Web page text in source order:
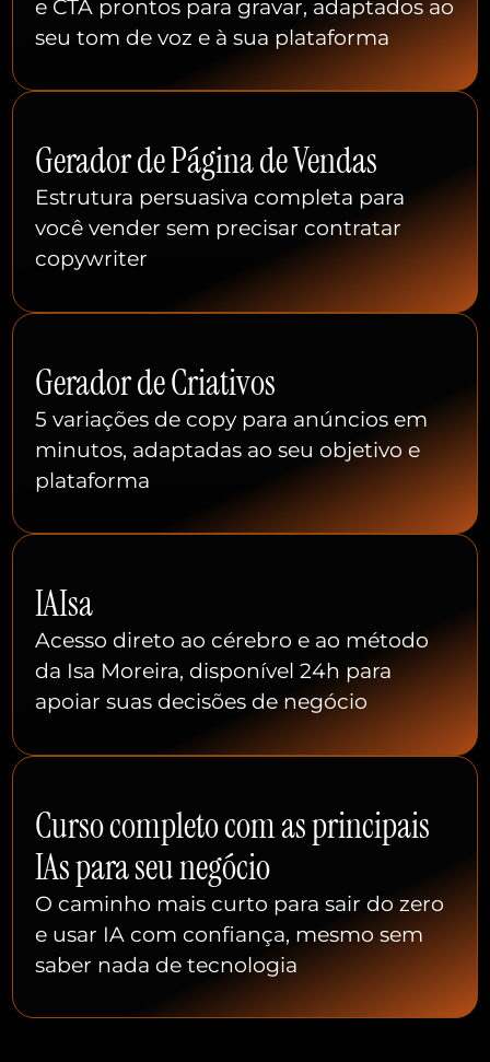
e CTA prontos para gravar, adaptados ao
seu tom de voz e à sua plataforma
Gerador de Página de Vendas
Estrutura persuasiva completa para
você vender sem precisar contratar
copywriter
Gerador de Criativos
5 variações de copy para anúncios em
minutos, adaptadas ao seu objetivo e
plataforma
IAIsa
Acesso direto ao cérebro e ao método
da Isa Moreira, disponível 24h para
apoiar suas decisões de negócio
Curso completo com as principais
IAs para seu negócio
O caminho mais curto para sair do zero
e usar IA com confiança, mesmo sem
saber nada de tecnologia